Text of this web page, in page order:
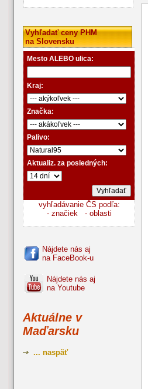
Vyhľadať ceny PHM
na Slovensku
Mesto ALEBO ulica:
Kraj:
Značka:
Palivo:
Aktualiz. za posledných:
vyhľadávanie ČS podľa:
- značiek
- oblasti
Nájdete nás aj
na FaceBook-u
Nájdete nás aj
na Youtube
Aktuálne v
Maďarsku
... naspäť